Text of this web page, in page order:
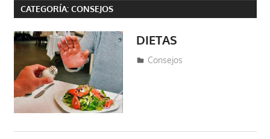
CATEGORÍA: CONSEJOS
DIETAS
mayo 11, 2020
fraferto2
Consejos